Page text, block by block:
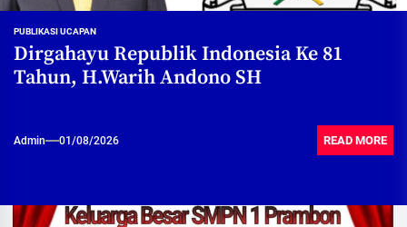
PUBLIKASI UCAPAN
Dirgahayu Republik Indonesia Ke 81
Tahun, H.Warih Andono SH
Admin 01/08/2026 READ MORE